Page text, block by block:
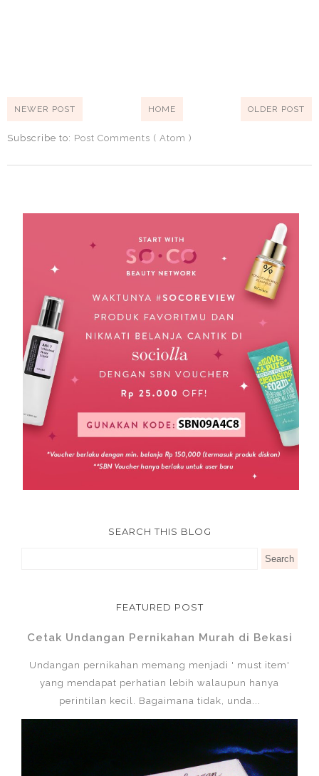
NEWER POST OLDER POST
HOME
Subscribe to: Post Comments ( Atom )
SEARCH THIS BLOG
FEATURED POST
Cetak Undangan Pernikahan Murah di Bekasi
Undangan pernikahan memang menjadi ' must item'
yang mendapat perhatian lebih walaupun hanya
perintilan kecil. Bagaimana tidak, unda...